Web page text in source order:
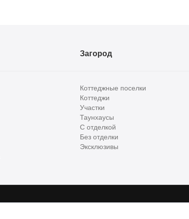
Загород
Коттеджные поселки
Коттеджи
Участки
Таунхаусы
С отделкой
Без отделки
Эксклюзивы